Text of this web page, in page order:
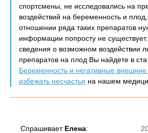
спортсмены, не исследовались на
воздействий на беременность и
отношении ряда таких препаратов
информации попросту не
сведения о возможном воздействии
препаратов на плод Вы найдете в
Беременность и негативные
избежать несчастья на нашем
Спрашивает Елена: